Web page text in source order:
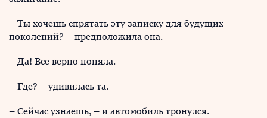
– Ты хочешь спрятать эту записку для будущих
поколений? – предположила она.
– Да! Все верно поняла.
– Где? – удивилась та.
– Сейчас узнаешь, – и автомобиль тронулся.